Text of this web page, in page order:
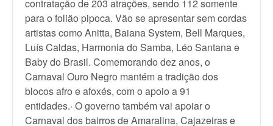
contratação de 203 atrações, sendo 112 somente
para o folião pipoca. Vão se apresentar sem cordas
artistas como Anitta, Baiana System, Bell Marques,
Luís Caldas, Harmonia do Samba, Léo Santana e
Baby do Brasil. Comemorando dez anos, o
Carnaval Ouro Negro mantém a tradição dos
blocos afro e afoxés, com o apoio a 91
entidades.· O governo também vai apoiar o
Carnaval dos bairros de Amaralina, Cajazeiras e